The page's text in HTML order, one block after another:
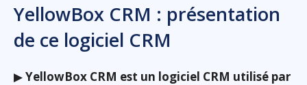
YellowBox CRM : présentation
de ce logiciel CRM
▶YellowBox CRM est un logiciel CRM utilisé par